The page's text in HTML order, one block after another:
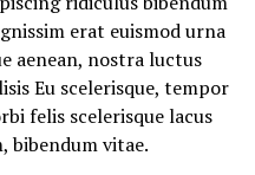
erat euismod urna
aenean, nostra luctus
Eu scelerisque, tempor
felis scelerisque lacus
bibendum vitae.